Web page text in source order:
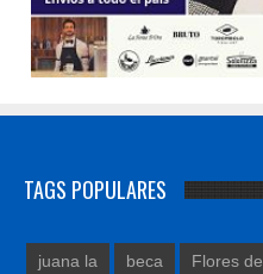
TAGS POPULARES
juana la beca Flores de